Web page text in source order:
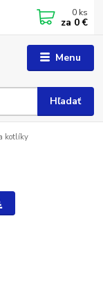
Menu
Hľadať
0 ks
za 0 €
kotlíky